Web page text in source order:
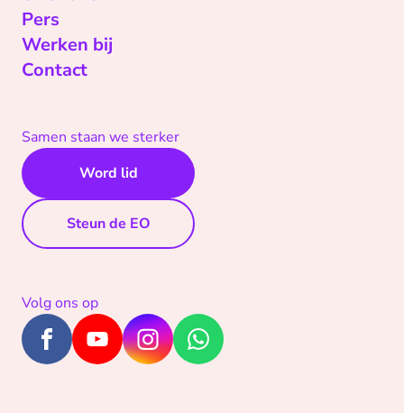
Pers
Werken bij
Contact
Samen staan we sterker
Word lid
Steun de EO
Volg ons op